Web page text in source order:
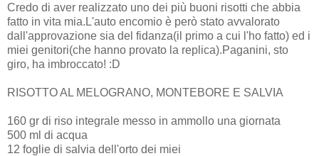
Credo di aver realizzato uno dei più buoni risotti che abbia
fatto in vita mia.L'auto encomio è però stato avvalorato
dall'approvazione sia del fidanza(il primo a cui l'ho fatto) ed i
miei genitori(che hanno provato la replica).Paganini, sto
giro, ha imbroccato! :D
RISOTTO AL MELOGRANO, MONTEBORE E SALVIA
160 gr di riso integrale messo in ammollo una giornata
500 ml di acqua
12 foglie di salvia dell'orto dei miei